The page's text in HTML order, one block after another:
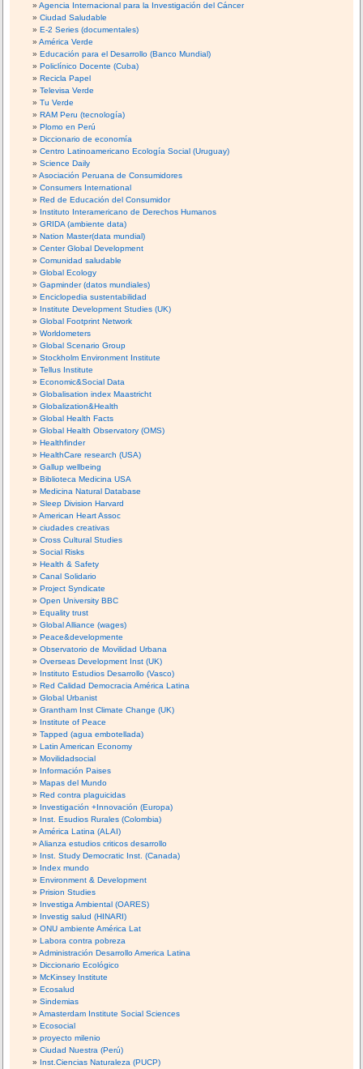
Agencia Internacional para la Investigación del Cáncer
Ciudad Saludable
E-2 Series (documentales)
América Verde
Educación para el Desarrollo (Banco Mundial)
Policlínico Docente (Cuba)
Recicla Papel
Televisa Verde
Tu Verde
RAM Peru (tecnología)
Plomo en Perú
Diccionario de economía
Centro Latinoamericano Ecología Social (Uruguay)
Science Daily
Asociación Peruana de Consumidores
Consumers International
Red de Educación del Consumidor
Instituto Interamericano de Derechos Humanos
GRIDA (ambiente data)
Nation Master(data mundial)
Center Global Development
Comunidad saludable
Global Ecology
Gapminder (datos mundiales)
Enciclopedia sustentabilidad
Institute Development Studies (UK)
Global Footprint Network
Worldometers
Global Scenario Group
Stockholm Environment Institute
Tellus Institute
Economic&Social Data
Globalisation index Maastricht
Globalization&Health
Global Health Facts
Global Health Observatory (OMS)
Healthfinder
HealthCare research (USA)
Gallup wellbeing
Biblioteca Medicina USA
Medicina Natural Database
Sleep Division Harvard
American Heart Assoc
ciudades creativas
Cross Cultural Studies
Social Risks
Health & Safety
Canal Solidario
Project Syndicate
Open University BBC
Equality trust
Global Alliance (wages)
Peace&developmente
Observatorio de Movilidad Urbana
Overseas Development Inst (UK)
Instituto Estudios Desarrollo (Vasco)
Red Calidad Democracia América Latina
Global Urbanist
Grantham Inst Climate Change (UK)
Institute of Peace
Tapped (agua embotellada)
Latin American Economy
Movilidadsocial
Información Paises
Mapas del Mundo
Red contra plaguicidas
Investigación +Innovación (Europa)
Inst. Esudios Rurales (Colombia)
América Latina (ALAI)
Alianza estudios criticos desarrollo
Inst. Study Democratic Inst. (Canada)
Index mundo
Environment & Development
Prision Studies
Investiga Ambiental (OARES)
Investig salud (HINARI)
ONU ambiente América Lat
Labora contra pobreza
Administración Desarrollo America Latina
Diccionario Ecológico
McKinsey Institute
Ecosalud
Sindemias
Amasterdam Institute Social Sciences
Ecosocial
proyecto milenio
Ciudad Nuestra (Perú)
Inst.Ciencias Naturaleza (PUCP)